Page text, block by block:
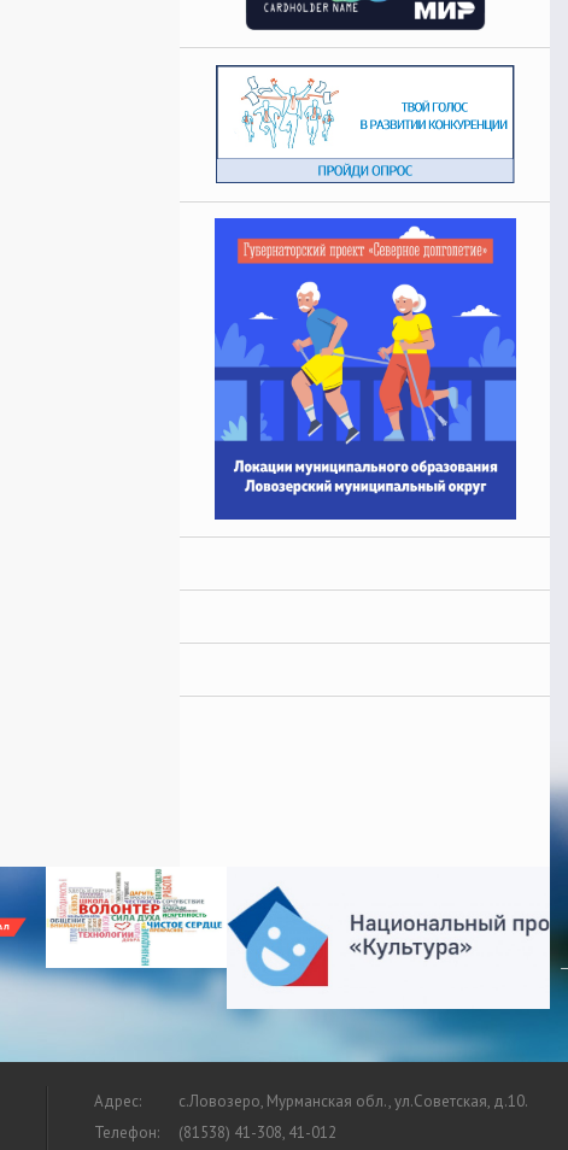
Адрес:
с.Ловозеро, Мурманская обл., ул.Советская, д.10.
Телефон:
(81538) 41-308, 41-012